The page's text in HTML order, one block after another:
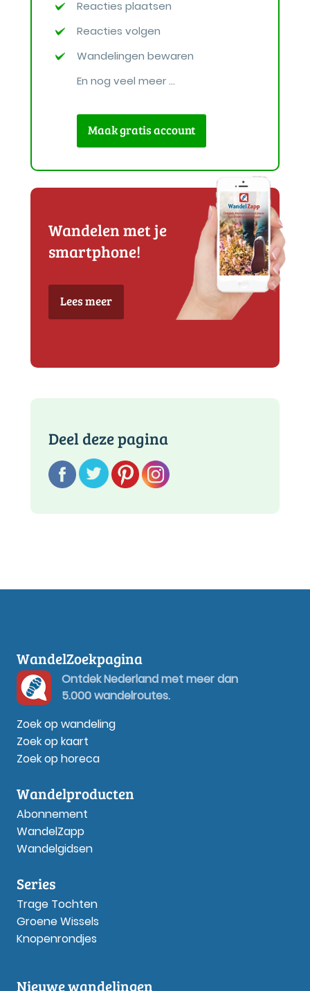
Reacties plaatsen
Reacties volgen
Wandelingen bewaren
En nog veel meer ...
Maak gratis account
Wandelen met je
smartphone!
Lees meer
Deel deze pagina
WandelZoekpagina
Ontdek Nederland met meer dan
5.000 wandelroutes.
Zoek op wandeling
Zoek op kaart
Zoek op horeca
Wandelproducten
Abonnement
WandelZapp
Wandelgidsen
Series
Trage Tochten
Groene Wissels
Knopenrondjes
Nieuwe wandelingen